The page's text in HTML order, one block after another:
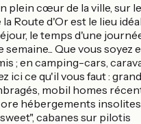
plein cœur de la ville, sur
la Route d'Or est le lieu
le temps d'une
semaine... Que vous soyez
; en camping-cars,
ici ce qu'il vous faut :
mobil homes
hébergements
cabanes sur pilotis